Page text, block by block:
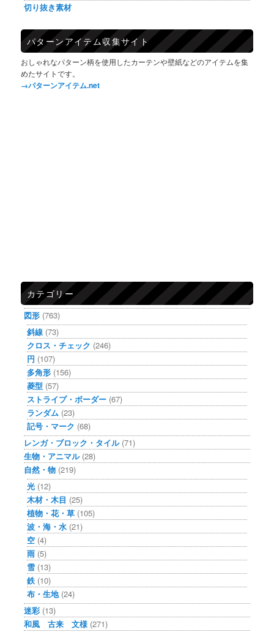
切り抜き素材
パターンアイテム収集サイト
おしゃれなパターン柄を使用したカーテンや壁紙などのアイテムを集
めたサイトです。
→パターンアイテム.net
カテゴリー
図形 (763)
斜線 (73)
クロス・チェック (246)
円 (107)
多角形 (156)
菱型 (57)
ストライプ・ボーダー (67)
ランダム (23)
記号・マーク (68)
レンガ・ブロック・タイル(71)
生物・アニマル(28)
自然・物 (219)
光 (12)
木材・木目 (25)
植物・花・草 (105)
波・海・水 (21)
空 (4)
雨 (5)
雪 (13)
鉄 (10)
布・生地(24)
迷彩 (13)
和風 古来 文様 (271)